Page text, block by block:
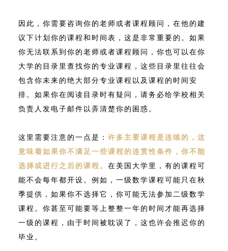
因此，你需要咨询你的老师或者课程顾问，在他的建
议下计划你的课程和时间表，这是非常重要的。如果
你无法联系到你的老师或者课程顾问，你也可以在你
大学的目录里查找你的专业课程，这些目录里往往会
包含你未来的绝大部分专业课程以及课程的时间安
排。如果你在阅读目录时有疑问，请务必给学校相关
负责人发电子邮件以弄清楚你的困惑。
这里需要注意的一点是： 许多主要课程是连续的，这
意味着如果你不满足一些课程的连贯性条件，你不能
选择或进行之后的课程。 在美国大学里，有的课程可
能不会每年都开设。例如，一级数学课程可能只在秋
季提供，如果你不选择它，你可能无法参加二级数学
课程。你甚至可能要等上整整一年的时间才能再选择
一级的课程，由于时间被耽误了，这也许会推迟你的
毕业。